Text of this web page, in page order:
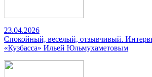
23.04.2026
Спокойный, веселый, отзывчивый.
«Кузбасса» Ильей Юльмухаметовым